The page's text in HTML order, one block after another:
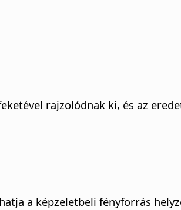
rajzolódnak ki, és az
a képzeletbeli fényforrás